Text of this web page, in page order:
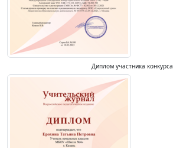
Диплом участника конкурса